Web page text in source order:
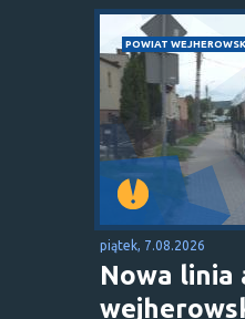
POWIAT
piątek, 7.08.2026
Nowa linia